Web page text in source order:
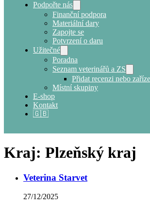
Podpořte nás
Finanční podpora
Materiální dary
Zapojte se
Potvrzení o daru
Užitečné
Poradna
Seznam veterinářů a ZS
Přidat recenzi nebo
Místní skupiny
E-shop
Kontakt
🇬🇧
Kraj: Plzeňský kraj
Veterina Starvet
27/12/2025